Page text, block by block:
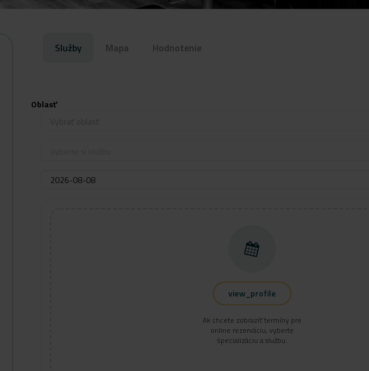
Služby Mapa Hodnotenie
Oblasť
view_profile
Ak chcete zobraziť termíny pre
online rezerváciu, vyberte
špecializáciu a službu.